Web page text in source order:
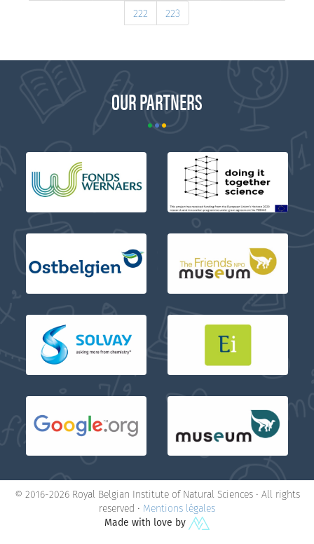
222
223
OUR PARTNERS
© 2016-2026 Royal Belgian Institute of Natural Sciences • All rights
reserved • Mentions légales
Made with love by